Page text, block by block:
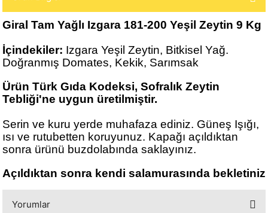
Giral Tam Yağlı Izgara 181-200 Yeşil Zeytin 9 Kg
İçindekiler: Izgara Yeşil Zeytin, Bitkisel Yağ.
Doğranmış Domates, Kekik, Sarımsak
Ürün Türk Gıda Kodeksi, Sofralık Zeytin
Tebliği'ne uygun üretilmiştir.
Serin ve kuru yerde muhafaza ediniz. Güneş Işığı,
ısı ve rutubetten koruyunuz. Kapağı açıldıktan
sonra ürünü buzdolabında saklayınız.
Açıldıktan sonra kendi salamurasında bekletiniz
Yorumlar